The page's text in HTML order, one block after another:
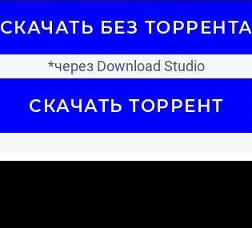
СКАЧАТЬ БЕЗ ТОРРЕНТА
*через Download Studio
СКАЧАТЬ ТОРРЕНТ